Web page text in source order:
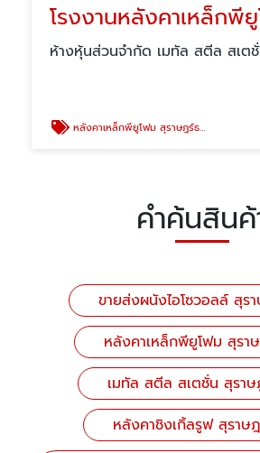
ห้างหุ้นส่วนจำกัด เมทัล สตีล สเต
หลังคาเหล็กพียูโฟม สุราษฎร์ธานี
คำค้นสินค้
ขายส่งผนังไอโซวอลล์ สุร
หลังคาเหล็กพียูโฟม สุรา
เมทัล สตีล สเตชั่น สุราษ
หลังคาชิงเกิ้ลรูฟ สุราษ